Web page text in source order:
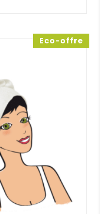
Eco-offre